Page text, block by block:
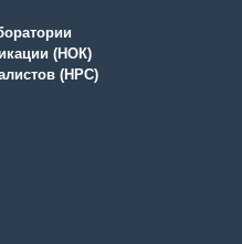
(НОК)
(НРС)